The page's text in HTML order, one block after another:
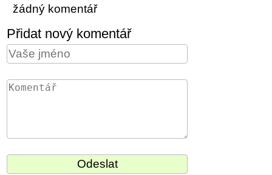
žádný komentář
Přidat nový komentář